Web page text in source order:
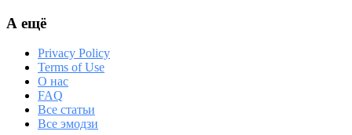
А ещё
Privacy Policy
Terms of Use
О нас
FAQ
Все статьи
Все эмодзи